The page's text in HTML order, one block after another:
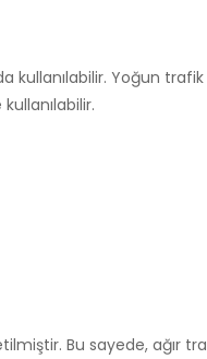
Yoğun
Bu sayede, ağır